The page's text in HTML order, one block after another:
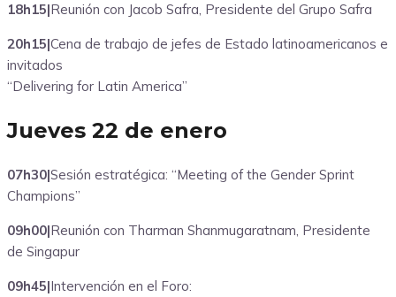
18h15|Reunión con Jacob Safra, Presidente del Grupo Safra
20h15|Cena de trabajo de jefes de Estado latinoamericanos e
invitados
“Delivering for Latin America”
Jueves 22 de enero
07h30|Sesión estratégica: “Meeting of the Gender Sprint
Champions”
09h00|Reunión con Tharman Shanmugaratnam, Presidente
de Singapur
09h45|Intervención en el Foro: